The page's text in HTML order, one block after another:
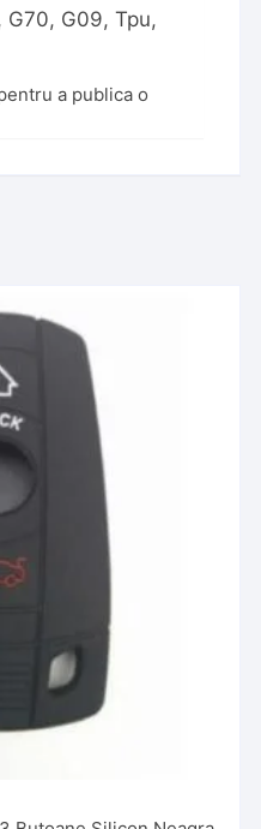
G70, G09, Tpu,
a publica o